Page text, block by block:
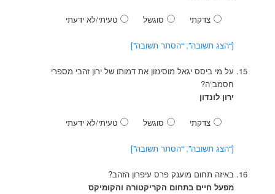
צדקתי סוגשל טעיתי/לא ידעתי
[“הצג תשובה”, “הסתר תשובה”]
על מי ביסס יגאל מוסינזון את דמותו של ירון זהבי מספרי
חסמב”ה?
ירון לונדון
צדקתי סוגשל טעיתי/לא ידעתי
[“הצג תשובה”, “הסתר תשובה”]
באיזה תחום מוענק פרס עיפרון הזהב?
מפעל חיים בתחום הקריקטורה והקומיקס